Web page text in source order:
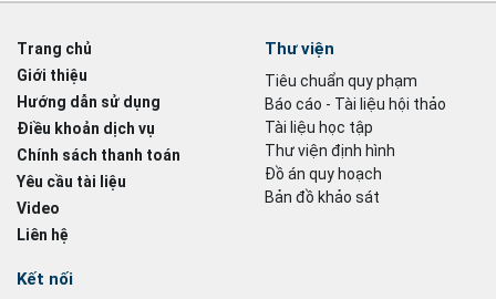
Trang chủ
Giới thiệu
Hướng dẫn sử dụng
Điều khoản dịch vụ
Chính sách thanh toán
Yêu cầu tài liệu
Video
Liên hệ
Thư viện
Tiêu chuẩn quy phạm
Báo cáo - Tài liệu hội thảo
Tài liệu học tập
Thư viện định hình
Đồ án quy hoạch
Bản đồ khảo sát
Kết nối